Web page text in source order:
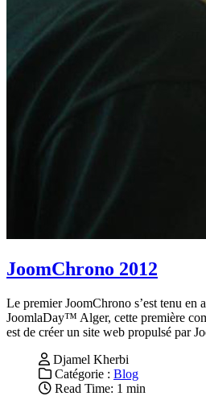
JoomChrono 2012
Le premier JoomChrono s’est tenu en
JoomlaDay™ Alger, cette première
est de créer un site web propulsé par
Djamel Kherbi
Catégorie : Blog
Read Time: 1 min